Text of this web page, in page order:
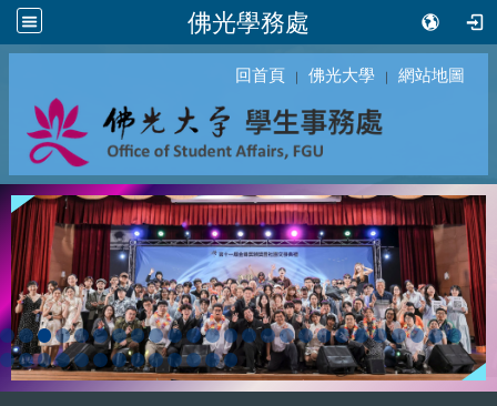
佛光學務處
回首頁 ｜ 佛光大學 ｜ 網站地圖